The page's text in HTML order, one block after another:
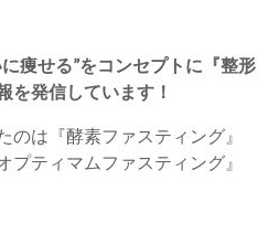
痩せる”をコンセプトに『整形
を発信しています！
は『酵素ファスティング』
プティマムファスティング』